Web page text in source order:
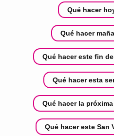
Qué hacer
Qué hacer
Qué hacer este fin
Qué hacer esta
Qué hacer la
Qué hacer este San